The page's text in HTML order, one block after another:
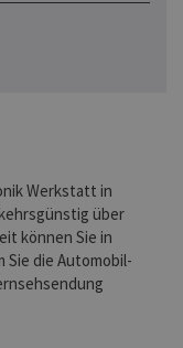
Werkstatt in
über
können Sie in
Sie die Automobil-